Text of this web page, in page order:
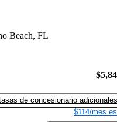
Beach, FL
de concesionario adicionales
$114/mes